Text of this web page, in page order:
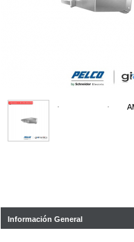
Información General